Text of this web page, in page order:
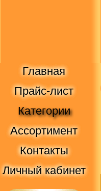
Главная
Прайс-лист
Категории
Ассортимент
Контакты
Личный кабинет